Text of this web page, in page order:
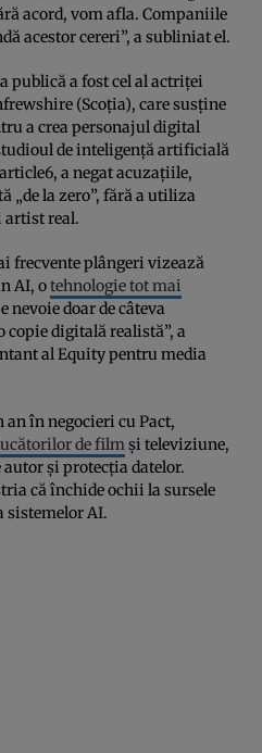
acord, vom afla. Companiile
acestor cereri”, a subliniat el.
publică a fost cel al actriței
(Scoția), care susține
a crea personajul digital
de inteligență artificială
a negat acuzațiile,
„de la zero”, fără a utiliza
artist real.
frecvente plângeri vizează
AI, otehnologie tot mai
nevoie doar de câteva
digitală realistă”, a
al Equity pentru media
an în negocieri cu Pact,
de filmși televiziune,
autor și protecția datelor.
că închide ochii la sursele
sistemelor AI.